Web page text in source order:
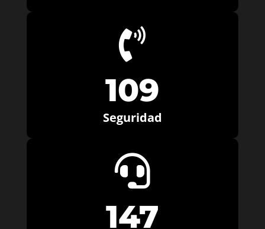

109
Seguridad

147